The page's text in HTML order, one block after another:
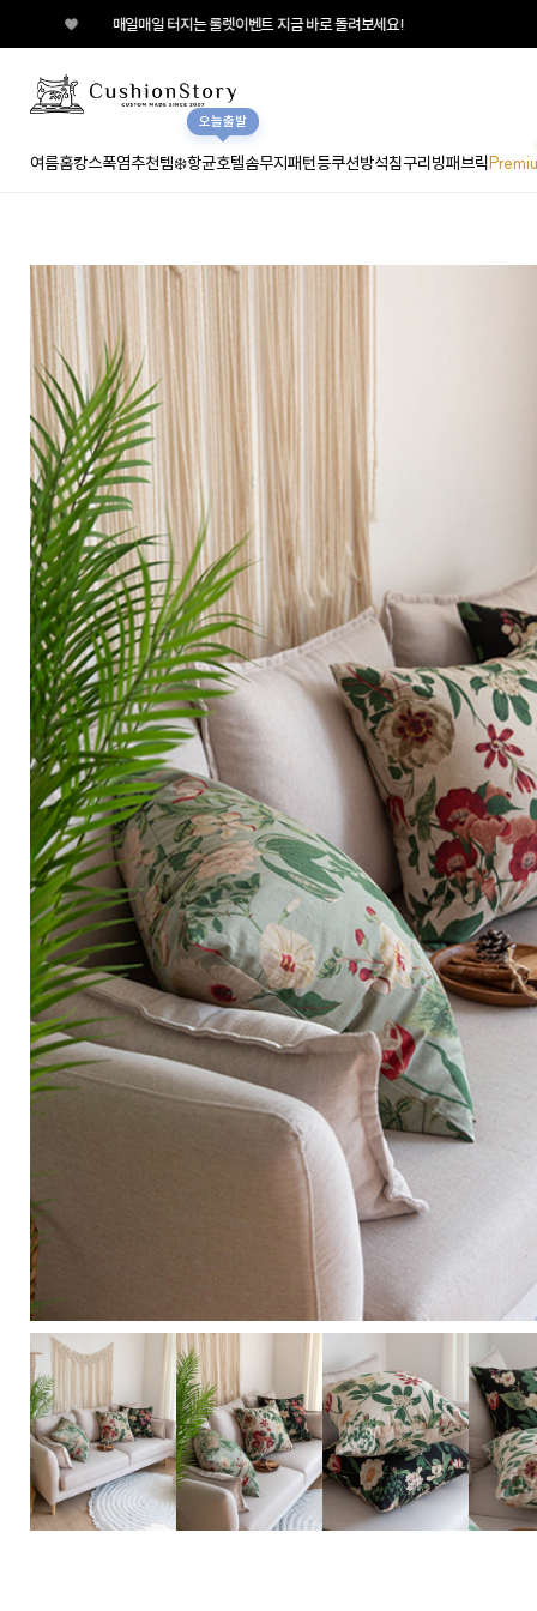
터지는 룰렛이벤트 지금 바로 돌려보세요!
여름홈캉스폭염추천템❄️항균호텔솜
오늘출발
무지패턴등쿠션방석침구리빙패브릭